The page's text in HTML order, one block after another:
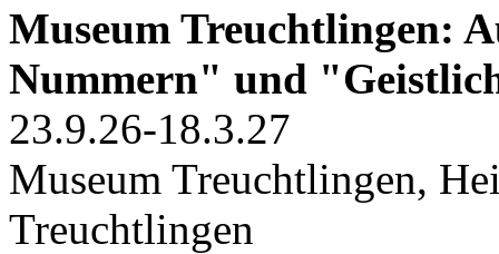
Museum Treuchtlingen:
Nummern" und
23.9.26-18.3.27
Museum Treuchtlingen,
Treuchtlingen